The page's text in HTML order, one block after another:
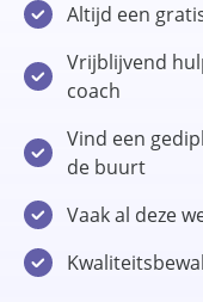
Altijd een
Vrijblijvend
coach
Vind een
de buurt
Vaak al deze